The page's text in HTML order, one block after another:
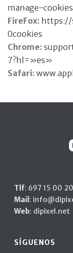
manage-
FireFox: https://
0cookies
Chrome:
7?hl=»es»
Safari:
Tlf: 697 15 00 20
Mail :
Web: dipixel.net
SÍGUENOS